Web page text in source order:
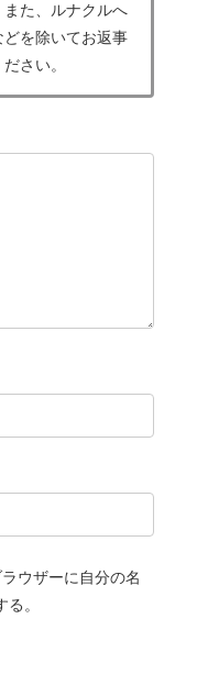
た、ルナクルへ
を除いてお返事
さい。
ウザーに自分の名
。